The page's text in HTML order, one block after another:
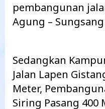
pembangunan
Agung –
Sedangkan
Jalan Lapen
Meter,
Siring Pasang 400